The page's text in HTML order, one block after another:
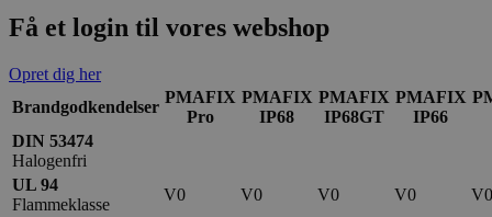
Få et login til vores webshop
Opret dig her
Brandgodkendelser
PMAFIX
Pro
PMAFIX
IP68
PMAFIX
IP68GT
PMAFIX
IP66
DIN 53474
Halogenfri
UL 94
Flammeklasse
V0 V0 V0 V0
V0